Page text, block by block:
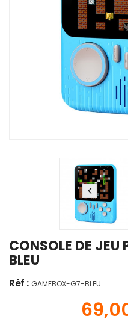
CONSOLE DE JEU
BLEU
Réf : GAMEBOX-G7-BLEU